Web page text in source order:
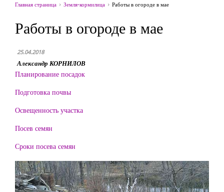
Главная страница Земля-кормилица Работы в огороде в мае
Работы в огороде в мае
25.04.2018
Александр КОРНИЛОВ
Планирование посадок
Подготовка почвы
Освещенность участка
Посев семян
Сроки посева семян